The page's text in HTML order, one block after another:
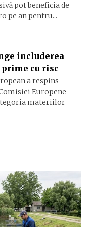
pot beneficia de
pe an pentru...
includerea
cu risc
a respins
Europene
materiilor